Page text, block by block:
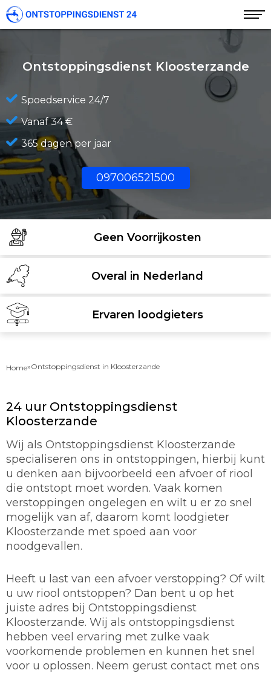
Ontstoppingsdienst Kloosterzande
Spoedservice 24/7
Vanaf 34 €
365 dagen per jaar
097006521500
Geen Voorrijkosten
Overal in Nederland
Ervaren loodgieters
Home»Ontstoppingsdienst in Kloosterzande
24 uur Ontstoppingsdienst
Kloosterzande
Wij als Ontstoppingsdienst Kloosterzande
specialiseren ons in ontstoppingen, hierbij kunt
u denken aan bijvoorbeeld een afvoer of riool
die ontstopt moet worden. Vaak komen
verstoppingen ongelegen en wilt u er zo snel
mogelijk van af, daarom komt loodgieter
Kloosterzande met spoed aan voor
noodgevallen.
Heeft u last van een afvoer verstopping? Of wilt
u uw riool ontstoppen? Dan bent u op het
juiste adres bij Ontstoppingsdienst
Kloosterzande. Wij als ontstoppingsdienst
hebben veel ervaring met zulke vaak
voorkomende problemen en kunnen het snel
voor u oplossen. Neem gerust contact met ons